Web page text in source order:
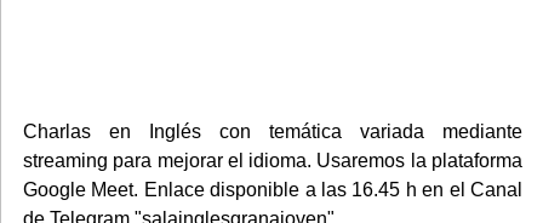
Charlas en Inglés con temática variada mediante
streaming para mejorar el idioma. Usaremos la plataforma
Google Meet. Enlace disponible a las 16.45 h en el Canal
de Telegram "salainglesgranajoven"